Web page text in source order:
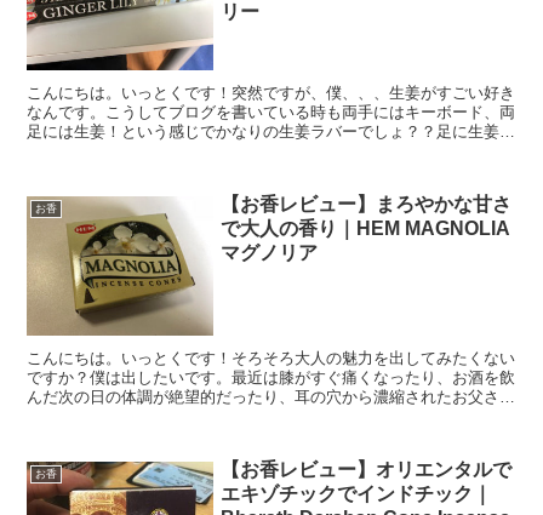
リー
こんにちは。いっとくです！突然ですが、僕、、、生姜がすごい好き
なんです。こうしてブログを書いている時も両手にはキーボード、両
足には生姜！という感じでかなりの生姜ラバーでしょ？？足に生姜は
お香
【お香レビュー】まろやかな甘さ
で大人の香り｜HEM MAGNOLIA
マグノリア
こんにちは。いっとくです！そろそろ大人の魅力を出してみたくない
ですか？僕は出したいです。最近は膝がすぐ痛くなったり、お酒を飲
んだ次の日の体調が絶望的だったり、耳の穴から濃縮されたお父さん
お香
【お香レビュー】オリエンタルで
エキゾチックでインドチック｜